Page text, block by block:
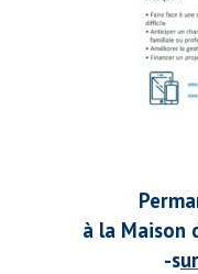
à la Maison
-s